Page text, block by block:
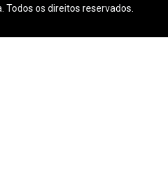
os direitos reservados.